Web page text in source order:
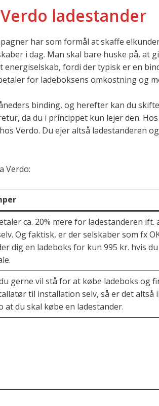
ladestander
har som formål at skaffe
i dag. Man skal bare huske på, at
energiselskab, fordi der typisk er en
for ladeboksens omkostning og
binding, og herefter kan du skifte
da du i princippet kun lejer den. Hos
Verdo. Du ejer altså ladestanderen
Verdo:
ca. 20% mere for ladestanderen ift.
Og faktisk, er der selskaber som fx
dig en ladeboks for kun 995 kr. hvis
gerne vil stå for at købe ladeboks og
til installation selv, så er det altså
at du skal købe en ladestander.